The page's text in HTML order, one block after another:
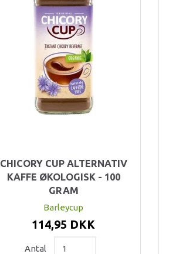
CHICORY CUP ALTERNATIV
KAFFE ØKOLOGISK - 100
GRAM
Barleycup
114,95 DKK
Antal